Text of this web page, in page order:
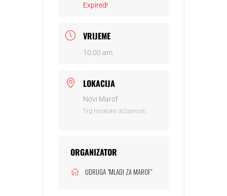
Expired!
VRIJEME
10:00 am
LOKACIJA
Novi Marof
Trg hrvatske državnosti
ORGANIZATOR
UDRUGA "MLADI ZA MAROF"